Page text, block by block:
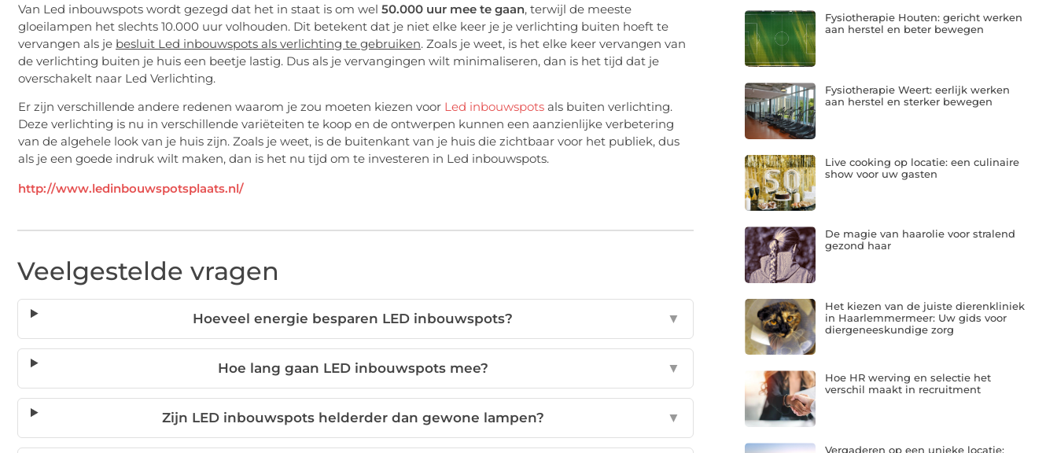
Van Led inbouwspots wordt gezegd dat het in staat is om wel 50.000 uur mee te gaan, terwijl de meeste
gloeilampen het slechts 10.000 uur volhouden. Dit betekent dat je niet elke keer je je verlichting buiten hoeft te
vervangen als je besluit Led inbouwspots als verlichting te gebruiken. Zoals je weet, is het elke keer vervangen van
de verlichting buiten je huis een beetje lastig. Dus als je vervangingen wilt minimaliseren, dan is het tijd dat je
overschakelt naar Led Verlichting.
Er zijn verschillende andere redenen waarom je zou moeten kiezen voor Led inbouwspots als buiten verlichting.
Deze verlichting is nu in verschillende variëteiten te koop en de ontwerpen kunnen een aanzienlijke verbetering
van de algehele look van je huis zijn. Zoals je weet, is de buitenkant van je huis die zichtbaar voor het publiek, dus
als je een goede indruk wilt maken, dan is het nu tijd om te investeren in Led inbouwspots.
http://www.ledinbouwspotsplaats.nl/
Veelgestelde vragen
Hoeveel energie besparen LED inbouwspots? ▼
Hoe lang gaan LED inbouwspots mee? ▼
Zijn LED inbouwspots helderder dan gewone lampen? ▼
Fysiotherapie Houten: gericht werken
aan herstel en beter bewegen
Fysiotherapie Weert: eerlijk werken
aan herstel en sterker bewegen
Live cooking op locatie: een culinaire
show voor uw gasten
De magie van haarolie voor stralend
gezond haar
Het kiezen van de juiste dierenkliniek
in Haarlemmermeer: Uw gids voor
diergeneeskundige zorg
Hoe HR werving en selectie het
verschil maakt in recruitment
Vergaderen op een unieke locatie: